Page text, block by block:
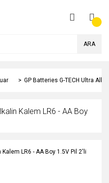
ARA
GP Batteries G-TECH Ultra
Kalem LR6 - AA Boy